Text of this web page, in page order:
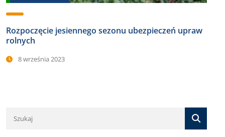
Rozpoczęcie jesiennego sezonu ubezpieczeń upraw
rolnych
8 września 2023